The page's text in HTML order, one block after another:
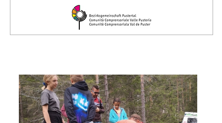
Board of Management